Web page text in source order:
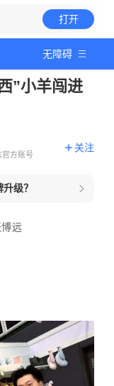
打开
无障碍
”小羊闯进
官方账号
关注
级？
远